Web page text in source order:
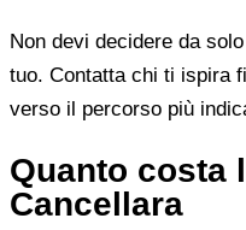
Non devi decidere da
tuo. Contatta chi ti ispira
verso il percorso più
Quanto costa
Cancellara